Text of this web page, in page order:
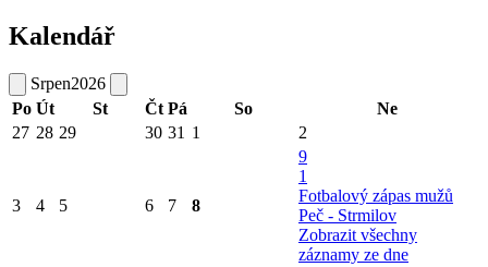
Kalendář
Srpen2026
Po Út St Čt Pá So
Ne
27 28 29 30 31 1 2
3 4 5 6 7 8
9
1
Fotbalový zápas mužů
Peč - Strmilov
Zobrazit všechny
záznamy ze dne